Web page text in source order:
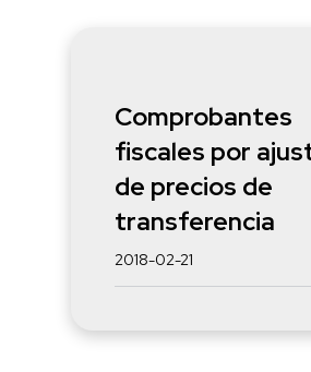
Comprobantes
fiscales por
de precios de
transferencia
2018-02-21